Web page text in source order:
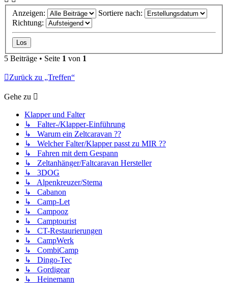
Anzeigen:
Sortiere nach:
Richtung:
5 Beiträge • Seite 1 von 1
Zurück zu „Treffen“
Gehe zu
Klapper und Falter
↳ Falter-/Klapper-Einführung
↳ Warum ein Zeltcaravan ??
↳ Welcher Falter/Klapper passt zu MIR ??
↳ Fahren mit dem Gespann
↳ Zeltanhänger/Faltcaravan Hersteller
↳ 3DOG
↳ Alpenkreuzer/Stema
↳ Cabanon
↳ Camp-Let
↳ Campooz
↳ Camptourist
↳ CT-Restaurierungen
↳ CampWerk
↳ CombiCamp
↳ Dingo-Tec
↳ Gordigear
↳ Heinemann